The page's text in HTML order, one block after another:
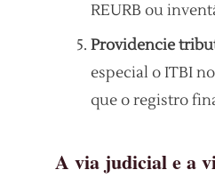
REURB ou
Providencie
especial o ITBI
que o registro
A via judicial e a